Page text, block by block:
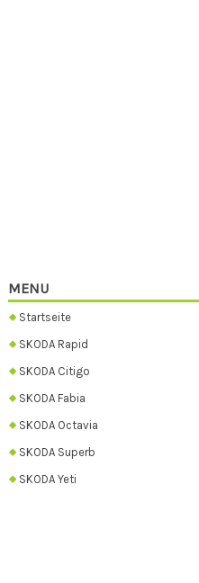
MENU
Startseite
SKODA Rapid
SKODA Citigo
SKODA Fabia
SKODA Octavia
SKODA Superb
SKODA Yeti